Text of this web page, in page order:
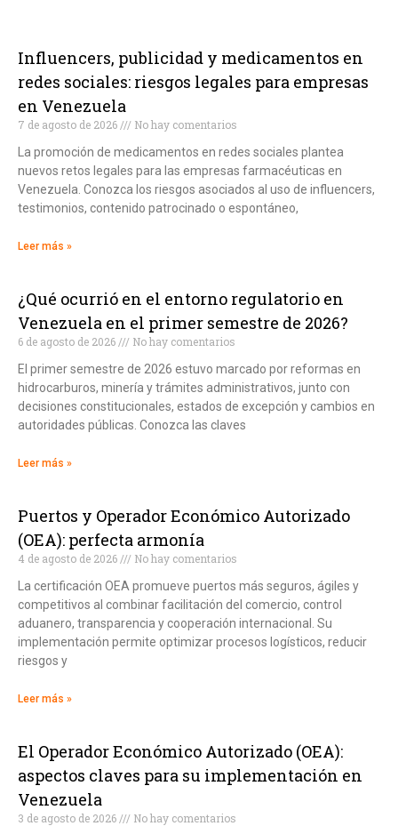
Influencers, publicidad y medicamentos en
redes sociales: riesgos legales para empresas
en Venezuela
7 de agosto de 2026
No hay comentarios
La promoción de medicamentos en redes sociales plantea
nuevos retos legales para las empresas farmacéuticas en
Venezuela. Conozca los riesgos asociados al uso de influencers,
testimonios, contenido patrocinado o espontáneo,
Leer más »
¿Qué ocurrió en el entorno regulatorio en
Venezuela en el primer semestre de 2026?
6 de agosto de 2026
No hay comentarios
El primer semestre de 2026 estuvo marcado por reformas en
hidrocarburos, minería y trámites administrativos, junto con
decisiones constitucionales, estados de excepción y cambios en
autoridades públicas. Conozca las claves
Leer más »
Puertos y Operador Económico Autorizado
(OEA): perfecta armonía
4 de agosto de 2026
No hay comentarios
La certificación OEA promueve puertos más seguros, ágiles y
competitivos al combinar facilitación del comercio, control
aduanero, transparencia y cooperación internacional. Su
implementación permite optimizar procesos logísticos, reducir
riesgos y
Leer más »
El Operador Económico Autorizado (OEA):
aspectos claves para su implementación en
Venezuela
3 de agosto de 2026
No hay comentarios